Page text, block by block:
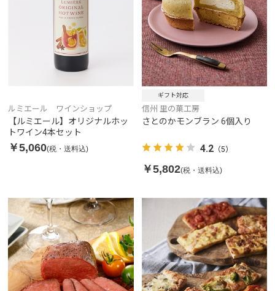
ルミエール ワインショップ
【ルミエール】オリジナルホッ
トワイン4本セット
￥5,060(税・送料込)
ギフト対応
信州 里の菓工房
さとのかモンブラン 6個入り
4.2（5）
￥5,802(税・送料込)